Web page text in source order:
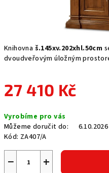
Knihovna š.145xv.202xhl.50cm
dvoudveřovým úložným
27 410 Kč
cena:
Vyrobíme pro vás
Můžeme doručit do:
6.10.2026
Kód: ZA407/A
+
−